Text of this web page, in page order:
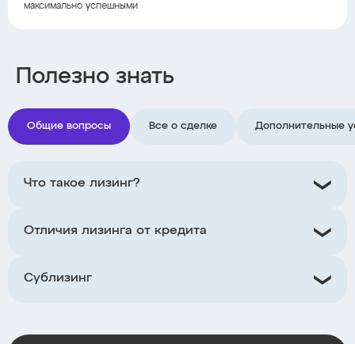
максимально успешными
Полезно знать
Общие вопросы Все о сделке Дополнительные
Что такое лизинг?
Отличия лизинга от кредита
Сублизинг